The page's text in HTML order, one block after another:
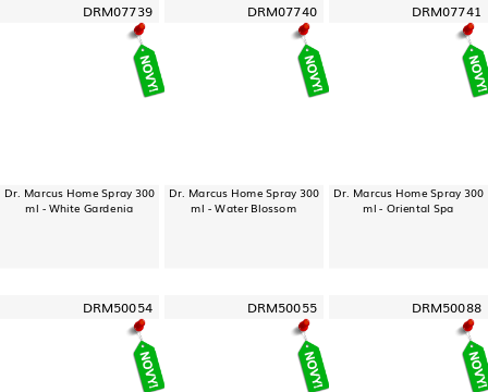
DRM07739
Dr. Marcus Home Spray 300
ml - White Gardenia
DRM07740
Dr. Marcus Home Spray 300
ml - Water Blossom
DRM07741
Dr. Marcus Home Spray 300
ml - Oriental Spa
DRM50054 DRM50055 DRM50088